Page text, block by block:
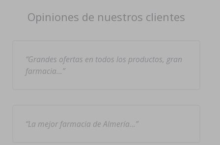
Opiniones de nuestros clientes
Grandes ofertas en todos los productos, gran
farmacia…
La mejor farmacia de Almería…